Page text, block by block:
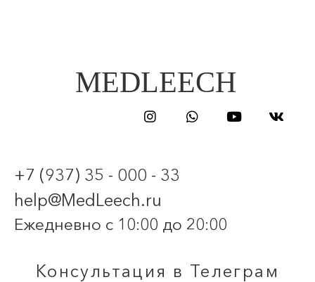
MEDLEECH
+7 (937) 35 - 000 - 33
help@MedLeech.ru
Ежедневно с 10:00 до 20:00
Консультация в Телеграм